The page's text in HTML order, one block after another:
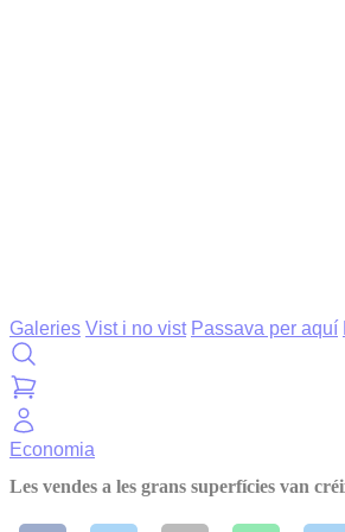
Galeries Vist i no vist Passava per aquí
Economia
Les vendes a les grans superfícies van